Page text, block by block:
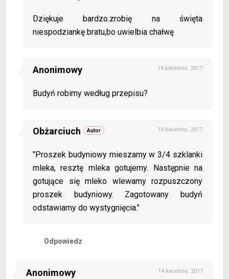
Dziękuje bardzo.zrobię na święta
niespodziankę bratu,bo uwielbia chałwę
Anonimowy 14 kwietnia, 2017
Budyń robimy według przepisu?
Obżarciuch 14 kwietnia, 2017
"Proszek budyniowy mieszamy w 3/4 szklanki
mleka, resztę mleka gotujemy. Następnie na
gotujące się mleko wlewamy rozpuszczony
proszek budyniowy. Zagotowany budyń
odstawiamy do wystygnięcia."
Odpowiedz
Anonimowy 14 kwietnia, 2017